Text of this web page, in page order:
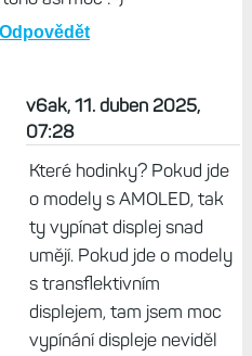
upozornění jako je výzva k
aktivity v poli s metrikami.
Stejně tak by se mohl
tom stole nebo při spánku.
Senzory vypnout umí...ale to
už jsem jinde a chtěl bych
toho asi moc :-)
Odpovědět